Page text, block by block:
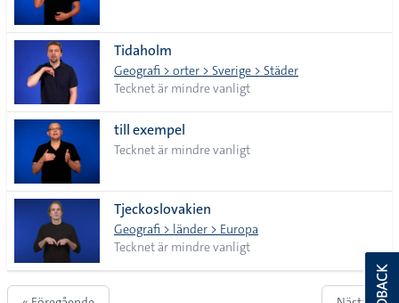
Tidaholm
Geografi > orter > Sverige > Städer
Tecknet är mindre vanligt
till exempel
Tecknet är mindre vanligt
Tjeckoslovakien
Geografi > länder > Europa
Tecknet är mindre vanligt